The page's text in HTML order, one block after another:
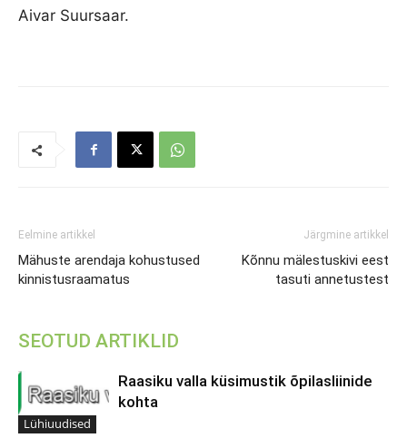
Aivar Suursaar.
Eelmine artikkel
Mähuste arendaja kohustused
kinnistusraamatus
Järgmine artikkel
Kõnnu mälestuskivi eest
tasuti annetustest
SEOTUD ARTIKLID
Lühiuudised
Raasiku valla küsimustik õpilasliinide
kohta